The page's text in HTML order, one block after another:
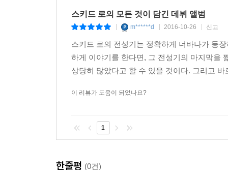
스키드 로의 모든 것이 담긴 데뷔 앨범
m******d 2016-10-26 신고
스키드 로의 전성기는 정확하게 너바나가 등
하게 이야기를 한다면, 그 전성기의 마지막을
상당히 많았다고 할 수 있을 것이다. 그리고
이 리뷰가 도움이 되었나요?
1
한줄평 (0건)